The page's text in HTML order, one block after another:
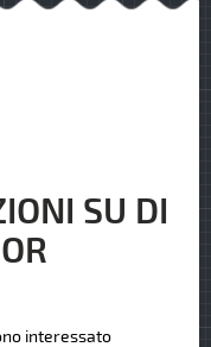
SU DI
interessato